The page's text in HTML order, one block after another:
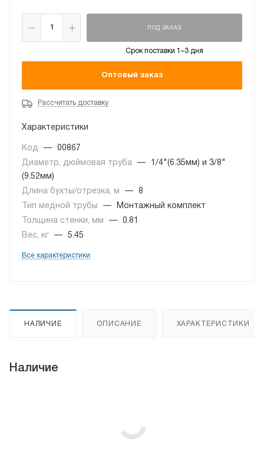
ПОД ЗАКАЗ
Срок поставки 1–3 дня
Оптовый заказ
Рассчитать доставку
Характеристики
Код —
00867
Диаметр, дюймовая труба
—
1/4"(6.35мм) и 3/8"
(9.52мм)
Длина бухты/отрезка, м
—
8
Тип медной трубы
—
Монтажный комплект
Толщина стенки, мм
—
0.81
Вес, кг
— 5.45
Все характеристики
НАЛИЧИЕ ОПИСАНИЕ ХАРАКТЕРИСТИКИ
Наличие